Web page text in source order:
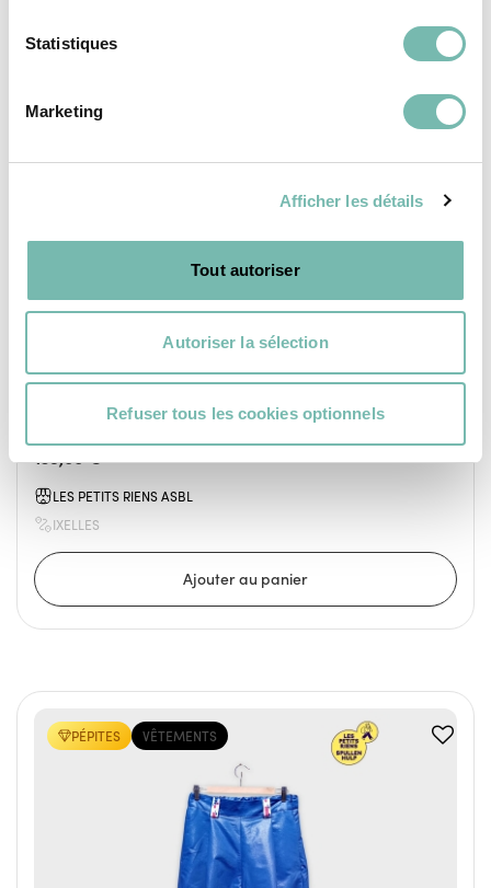
Statistiques
Marketing
Afficher les détails
Tout autoriser
Autoriser la sélection
Refuser tous les cookies optionnels
135,00 €
LES PETITS RIENS ASBL
IXELLES
VÊTEMENTS
PÉPITES